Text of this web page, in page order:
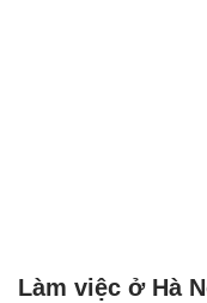
Làm việc ở Hà